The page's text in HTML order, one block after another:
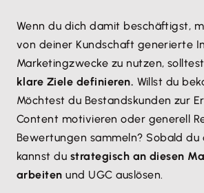
Wenn du dich damit beschäftigst,
von deiner Kundschaft generierte
Marketingzwecke zu nutzen,
klare Ziele definieren. Willst du
Möchtest du Bestandskunden zur
Content motivieren oder generell
Bewertungen sammeln? Sobald du
kannst du strategisch an diesen
arbeiten und UGC auslösen.